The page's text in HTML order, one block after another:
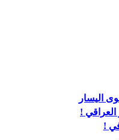
اليسار
العراقي !
!